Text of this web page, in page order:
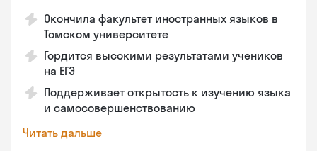
Окончила факультет иностранных языков в
Томском университете
Гордится высокими результатами учеников
на ЕГЭ
Поддерживает открытость к изучению языка
и самосовершенствованию
Читать дальше